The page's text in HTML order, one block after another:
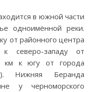
в южной части
одноимённой реки.
от районного центра
западу от
км к югу от города
Нижняя Беранда
у черноморского